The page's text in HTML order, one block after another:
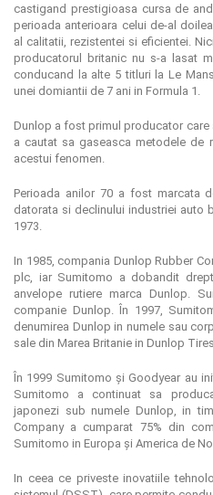
castigand prestigioasa cursa de
perioada anterioara celui de-al
al calitatii, rezistentei si eficientei.
producatorul britanic nu s-a lasat
conducand la alte 5 titluri la Le
unei domiantii de 7 ani in Formula 1.
Dunlop a fost primul producator care
a cautat sa gaseasca metodele de
acestui fenomen.
Perioada anilor 70 a fost marcata
datorata si declinului industriei auto
1973.
In 1985, compania Dunlop Rubber
plc, iar Sumitomo a dobandit
anvelope rutiere marca Dunlop.
companie Dunlop. În 1997,
denumirea Dunlop in numele sau
sale din Marea Britanie in Dunlop
În 1999 Sumitomo și Goodyear au
Sumitomo a continuat sa
japonezi sub numele Dunlop, in
Company a cumparat 75% din
Sumitomo in Europa și America de
In ceea ce priveste inovatiile